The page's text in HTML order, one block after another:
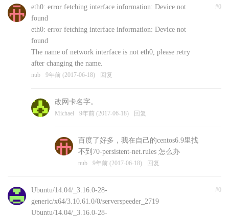
#0
eth0: error fetching interface information: Device not
found
eth0: error fetching interface information: Device not
found
The name of network interface is not eth0, please retry
after changing the name.
nub 9年前 (2017-06-18) 回复
改网卡名字。
Michael 9年前 (2017-06-18) 回复
百度了好多，我在自己的centos6.9里找
不到70-persistent-net.rules 怎么办
nub 9年前 (2017-06-18) 回复
#0
Ubuntu/14.04/_3.16.0-28-
generic/x64/3.10.61.0/0/serverspeeder_2719
Ubuntu/14.04/_3.16.0-28-